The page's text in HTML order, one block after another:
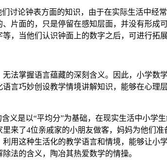
讨论钟表方面的知识，由于在实际生活中经
片面的，只是停留在感知层面，并没有形成
，当他们认识钟面上的数字之后，可进行拓
法掌握语言蕴藏的深刻含义。因此，小学数
言巧妙创设教学情境讲解知识，能够在心理
义是以“平均分”为基础，在现实生活中小学
来了4位亲戚家的小朋友做客，妈妈为他们
用这种生活化的教学语言和情境，能够让小
法的含义，陶冶其热爱数学的情操。